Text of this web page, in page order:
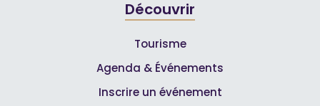
Découvrir
Tourisme
Agenda & Événements
Inscrire un événement